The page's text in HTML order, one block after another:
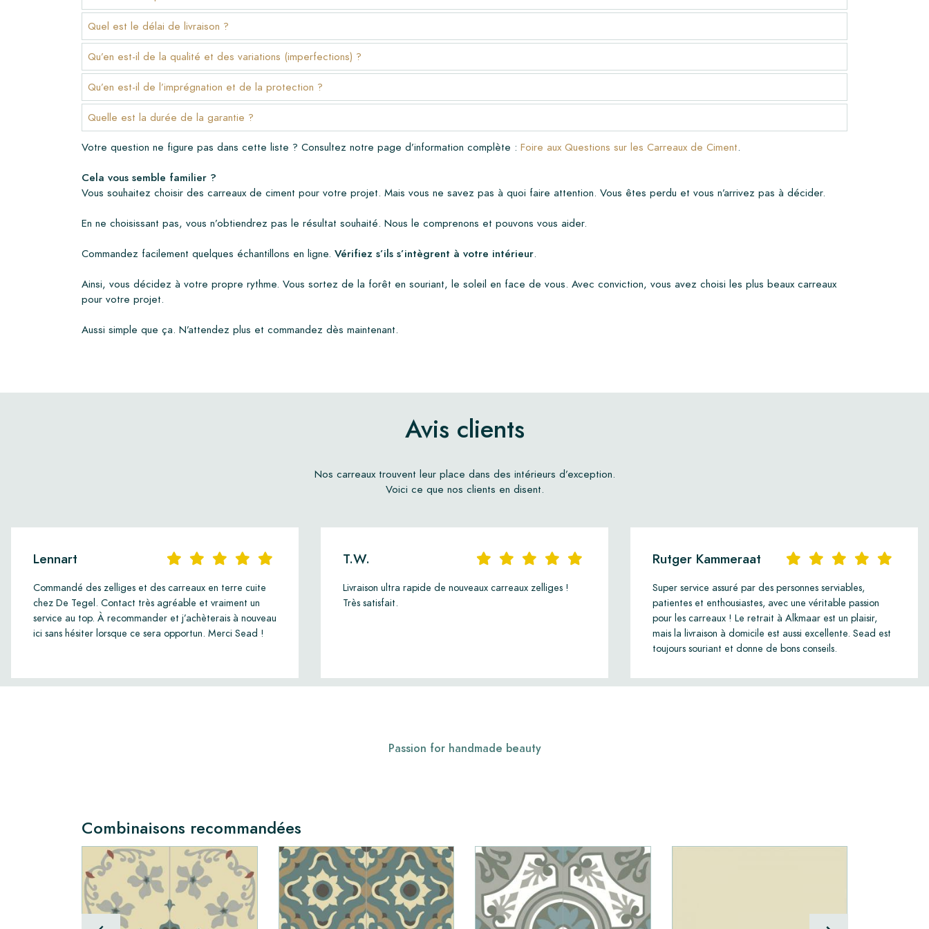
La période de garantie est toujours d'un an après la livraison. La garantie couvre
uniquement les défauts de fabrication et en cas d'utilisation de nos produits de
pose et d'entretien Lithofin. Aucune réclamation ne peut être faite pour les
carreaux déjà installés.
Liens
Programme de dessin pour créer votre propre carreau
•Consultez nos brochures
Quel est le délai de livraison ?
Qu’en est-il de la qualité et des variations (imperfections) ?
Qu’en est-il de l’imprégnation et de la protection ?
Quelle est la durée de la garantie ?
Votre question ne figure pas dans cette liste ? Consultez notre page d’information complète : Foire aux Questions sur les Carreaux de Ciment.
Cela vous semble familier ?
Vous souhaitez choisir des carreaux de ciment pour votre projet. Mais vous ne savez pas à quoi faire attention. Vous êtes perdu et vous n’arrivez pas à décider.
En ne choisissant pas, vous n’obtiendrez pas le résultat souhaité. Nous le comprenons et pouvons vous aider.
Commandez facilement quelques échantillons en ligne. Vérifiez s’ils s’intègrent à votre intérieur.
Ainsi, vous décidez à votre propre rythme. Vous sortez de la forêt en souriant, le soleil en face de vous. Avec conviction, vous avez choisi les plus beaux carreaux
pour votre projet.
Aussi simple que ça. N’attendez plus et commandez dès maintenant.
Avis clients
Nos carreaux trouvent leur place dans des intérieurs d’exception.
Voici ce que nos clients en disent.
Lennart
Commandé des zelliges et des carreaux en terre cuite
chez De Tegel. Contact très agréable et vraiment un
service au top. À recommander et j’achèterais à nouveau
ici sans hésiter lorsque ce sera opportun. Merci Sead !
T.W.
Livraison ultra rapide de nouveaux carreaux zelliges !
Très satisfait.
Rutger Kammeraat
Super service assuré par des personnes serviables,
patientes et enthousiastes, avec une véritable passion
pour les carreaux ! Le retrait à Alkmaar est un plaisir,
mais la livraison à domicile est aussi excellente. Sead est
toujours souriant et donne de bons conseils.
Passion for handmade beauty
Combinaisons recommandées